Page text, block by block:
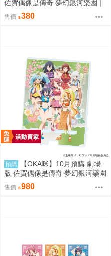
佐賀偶像是傳奇 夢幻銀河樂園｜
壓克力迷你立牌 盲抽(7種) 冰淇
淋店ver. 隨機一款
售價 380
預購
【OKA咪】10月預購 劇場
版 佐賀偶像是傳奇 夢幻銀河樂園
｜大型壓克力手機架 01/集合款
旗袍泳裝ver.
售價 980